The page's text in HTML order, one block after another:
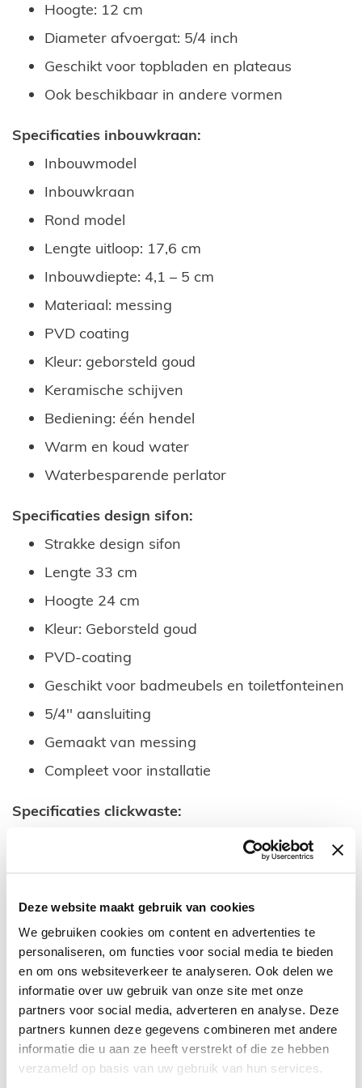
Deze website maakt gebruik van cookies
We gebruiken cookies om content en advertenties te
personaliseren, om functies voor social media te bieden
en om ons websiteverkeer te analyseren. Ook delen we
informatie over uw gebruik van onze site met onze
partners voor social media, adverteren en analyse. Deze
partners kunnen deze gegevens combineren met andere
informatie die u aan ze heeft verstrekt of die ze hebben
verzameld op basis van uw gebruik van hun services.
Hoogte: 12 cm
Diameter afvoergat: 5/4 inch
Geschikt voor topbladen en plateaus
Ook beschikbaar in andere vormen
Specificaties inbouwkraan:
Inbouwmodel
Inbouwkraan
Rond model
Lengte uitloop: 17,6 cm
Inbouwdiepte: 4,1 – 5 cm
Materiaal: messing
PVD coating
Kleur: geborsteld goud
Keramische schijven
Bediening: één hendel
Warm en koud water
Waterbesparende perlator
Specificaties design sifon:
Strakke design sifon
Lengte 33 cm
Hoogte 24 cm
Kleur: Geborsteld goud
PVD-coating
Geschikt voor badmeubels en toiletfonteinen
5/4'' aansluiting
Gemaakt van messing
Compleet voor installatie
Specificaties clickwaste:
Gemaakt van messing
Kleur: geborsteld goud
Brons PVD-Coating
Rond model
Geschikt voor badmeubels en toiletfonteinen
Compleet voor installatie